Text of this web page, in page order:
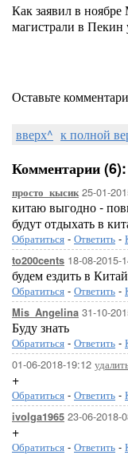
Как заявил в
магистрали в Пекин
Оставьте
вверх^ к полной
Комментарии (6):
просто_кысик25-01-
китаю выгодно -
будут отдыхать в
Обратиться - Ответить -
to200cents 18-08-2015-
будем ездить в
Обратиться - Ответить -
Mis_Angelina 31-10-
Буду знать
Обратиться - Ответить -
01-06-2018-19:12
+
Обратиться - Ответить -
ivolga1965 23-06-2018-
+
Обратиться - Ответить -